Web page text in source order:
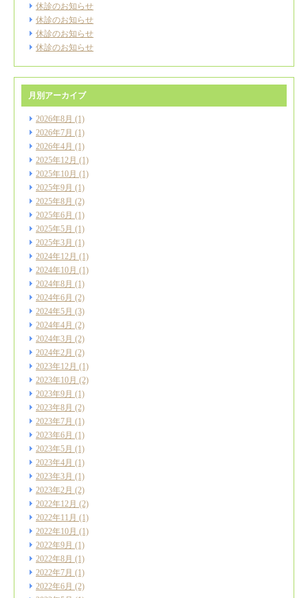
休診のお知らせ
休診のお知らせ
休診のお知らせ
休診のお知らせ
月別アーカイブ
2026年8月 (1)
2026年7月 (1)
2026年4月 (1)
2025年12月 (1)
2025年10月 (1)
2025年9月 (1)
2025年8月 (2)
2025年6月 (1)
2025年5月 (1)
2025年3月 (1)
2024年12月 (1)
2024年10月 (1)
2024年8月 (1)
2024年6月 (2)
2024年5月 (3)
2024年4月 (2)
2024年3月 (2)
2024年2月 (2)
2023年12月 (1)
2023年10月 (2)
2023年9月 (1)
2023年8月 (2)
2023年7月 (1)
2023年6月 (1)
2023年5月 (1)
2023年4月 (1)
2023年3月 (1)
2023年2月 (2)
2022年12月 (2)
2022年11月 (1)
2022年10月 (1)
2022年9月 (1)
2022年8月 (1)
2022年7月 (1)
2022年6月 (2)